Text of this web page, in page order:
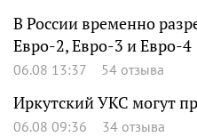
В России временно
Евро-2, Евро-3 и Евро-4
06.08 13:37 54 отзыва
Иркутский УКС могут
06.08 09:36 34 отзыва